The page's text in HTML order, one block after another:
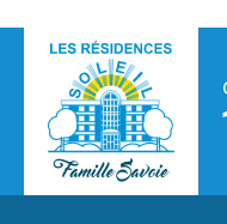
Accueil